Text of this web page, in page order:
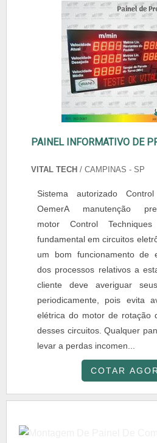
PAINEL INFORMATIVO DE
VITAL TECH / CAMPINAS - SP
Sistema autorizado
OemerA manutenção
motor Control
fundamental em circuitos
um bom funcionamento de
dos processos relativos a
cliente deve averiguar
periodicamente, pois evita
elétrica do motor de rotação
desses circuitos. Qualquer
levar a perdas incomen...
COTAR